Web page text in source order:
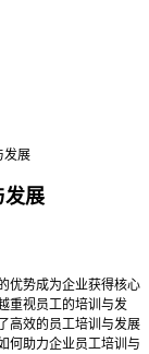
发展
发展
优势成为企业获得核心
重视员工的培训与发
高效的员工培训与发展
何助力企业员工培训与